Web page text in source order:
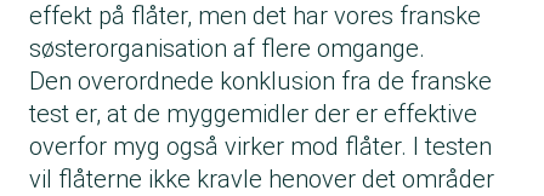
effekt på flåter, men det har vores franske
søsterorganisation af flere omgange.
Den overordnede konklusion fra de franske
test er, at de myggemidler der er effektive
overfor myg også virker mod flåter. I testen
vil flåterne ikke kravle henover det områder